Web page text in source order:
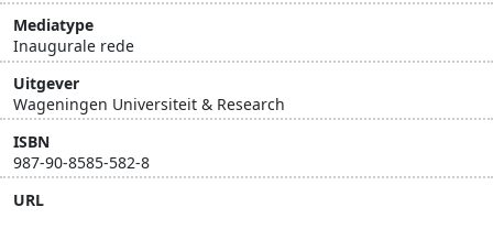
Mediatype
Inaugurale rede
Uitgever
Wageningen Universiteit & Research
ISBN
987-90-8585-582-8
URL